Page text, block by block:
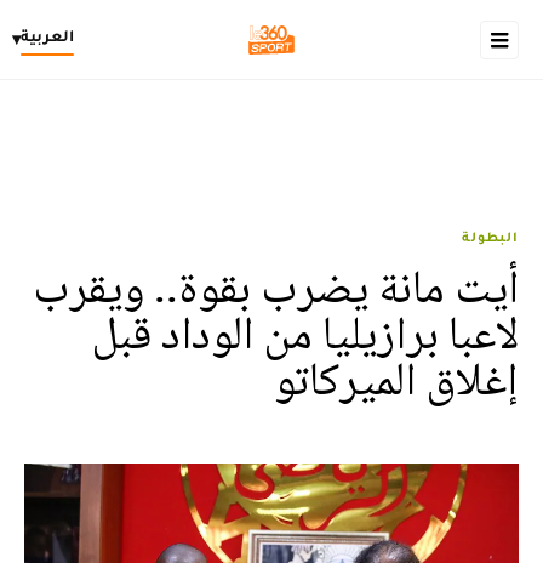
العربية▾
البطولة
أيت مانة يضرب بقوة.. ويقرب
لاعبا برازيليا من الوداد قبل
إغلاق الميركاتو